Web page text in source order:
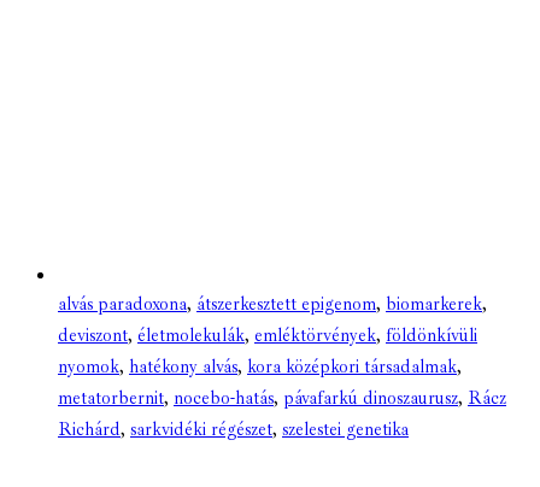
alvás paradoxona, átszerkesztett epigenom, biomarkerek,
deviszont, életmolekulák, emléktörvények, földönkívüli
nyomok, hatékony alvás, kora középkori társadalmak,
metatorbernit, nocebo-hatás, pávafarkú dinoszaurusz, Rácz
Richárd, sarkvidéki régészet, szelestei genetika